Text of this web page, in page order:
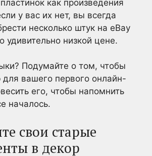
как произведения
у вас их нет, вы всегда
несколько штук на eBay
удивительно низкой цене.
Подумайте о том, чтобы
для вашего первого онлайн-
его, чтобы напомнить
началось.
свои старые
в декор